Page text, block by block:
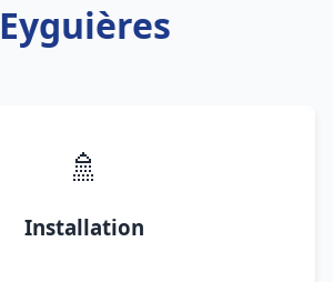
Eyguières
🚿
Installation